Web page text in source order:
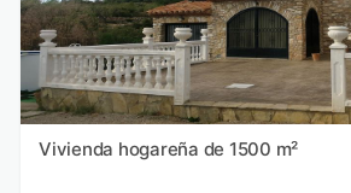
Vivienda hogareña de 1500 m²